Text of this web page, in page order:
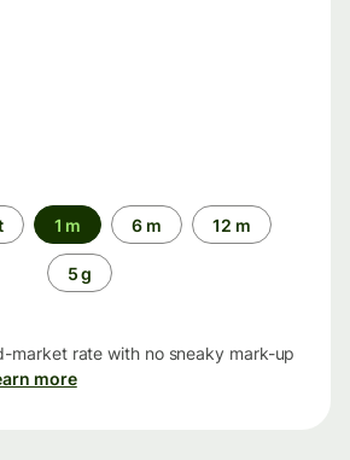
1 m 6 m 12 m
5 g
market rate with no sneaky mark-up
more